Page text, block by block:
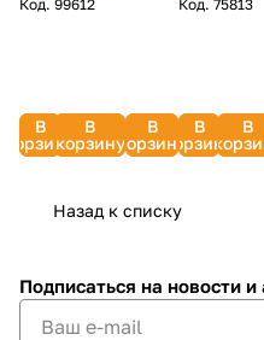
Код. 99612
В
корзину
1 л
В
корзину
В
корзину
2
Код.75813
В
корзину
л)
В
Назад к списку
Подписаться на новости и